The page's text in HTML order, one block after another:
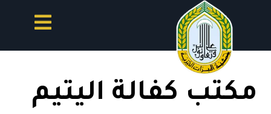
مكتب كفالة اليتيم